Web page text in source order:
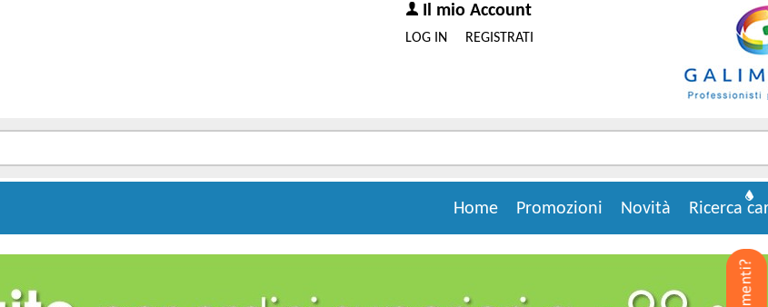
Il mio Account
REGISTRATI
LOG IN
Ricerca
Novità
Promozioni
Home